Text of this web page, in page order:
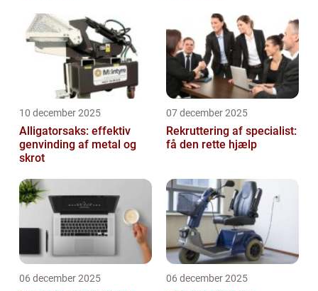
10 december 2025
Alligatorsaks: effektiv
genvinding af metal og
skrot
07 december 2025
Rekruttering af specialist:
få den rette hjælp
06 december 2025 06 december 2025